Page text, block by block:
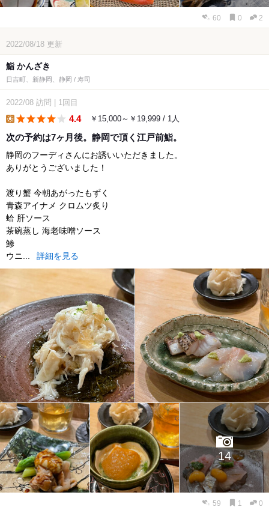
60 0 2
2022/08/18 更新
鮨 かんざき
日吉町、新静岡、静岡 / 寿司
2022/08 訪問 | 1回目
4.4 ￥15,000～￥19,999 / 1人
次の予約は7ヶ月後。静岡で頂く江戸前鮨。
静岡のフーディさんにお誘いいただきました。
ありがとうございました！
渡り蟹 今朝あがったもずく
青森アイナメ クロムツ炙り
蛤 肝ソース
茶碗蒸し 海老味噌ソース
鯵
ウニ...
詳細を見る
14
59 1 0